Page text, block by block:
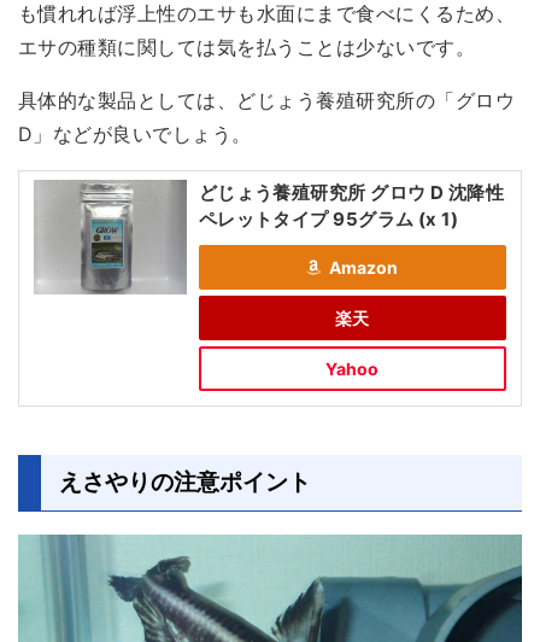
も慣れれば浮上性のエサも水面にまで食べにくるため、
エサの種類に関しては気を払うことは少ないです。
具体的な製品としては、どじょう養殖研究所の「グロウ
D」などが良いでしょう。
どじょう養殖研究所 グロウ D 沈降性
ペレットタイプ 95グラム (x 1)
Amazon
楽天
Yahoo
えさやりの注意ポイント